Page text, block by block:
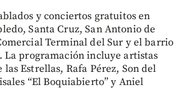
y conciertos gratuitos en
Santa Cruz, San Antonio de
Terminal del Sur y el barrio
La programación incluye artistas
las Estrellas, Rafa Pérez, Son del
“El Boquiabierto” y Aniel